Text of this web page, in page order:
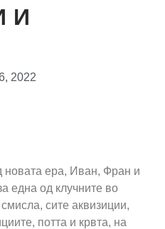
И
2022
новата ера, Иван, Фран и
една од клучните во
сите аквизиции,
потта и крвта, на